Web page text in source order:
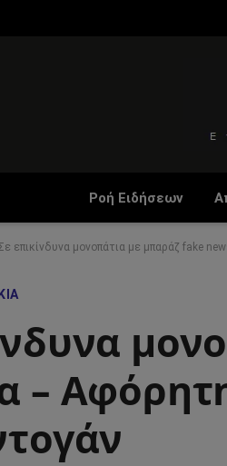
Ροή Ειδήσεων
επικίνδυνα μονοπάτια με μπαράζ fake
–